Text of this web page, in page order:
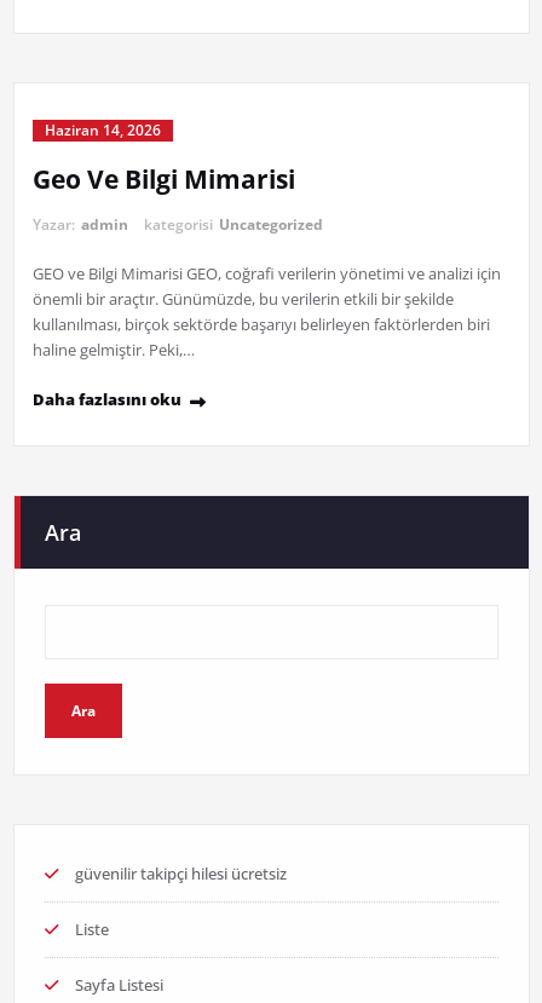
Haziran 14, 2026
Geo Ve Bilgi Mimarisi
Yazar: admin kategorisi Uncategorized
GEO ve Bilgi Mimarisi GEO, coğrafi verilerin yönetimi ve analizi için
önemli bir araçtır. Günümüzde, bu verilerin etkili bir şekilde
kullanılması, birçok sektörde başarıyı belirleyen faktörlerden biri
haline gelmiştir. Peki,…
Daha fazlasını oku
Ara
Ara
güvenilir takipçi hilesi ücretsiz
Liste
Sayfa Listesi